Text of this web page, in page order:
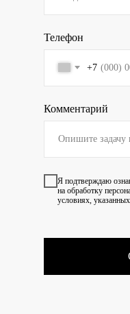
Телефон
+7
Комментарий
Я подтверждаю
на обработку
условиях,